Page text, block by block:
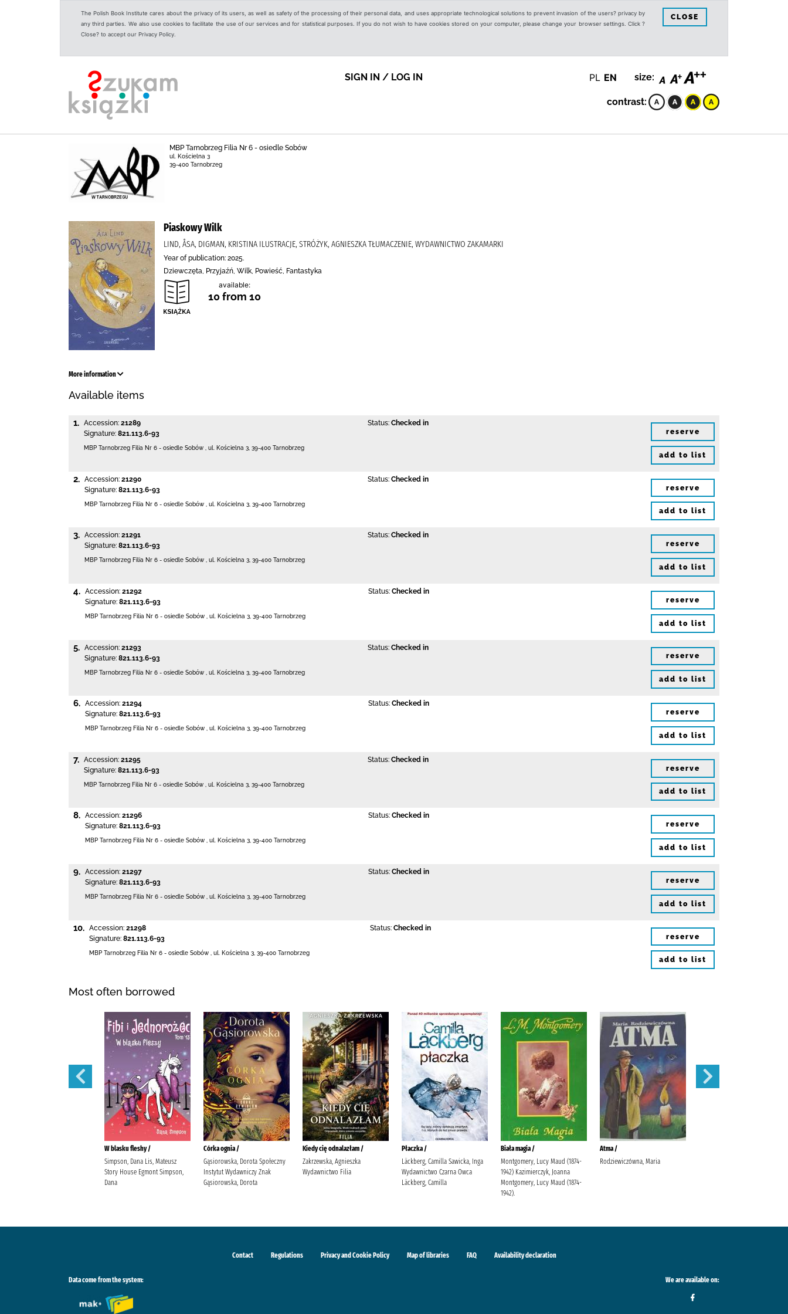
The Polish Book Institute cares about the privacy of its users, as well as safety of the processing of their personal data, and uses appropriate technological solutions to prevent invasion of the users? privacy by
any third parties. We also use cookies to facilitate the use of our services and for statistical purposes. If you do not wish to have cookies stored on your computer, please change your browser settings. Click ?
Close? to accept our Privacy Policy.
CLOSE
SIGN IN / LOG IN PL EN size:
contrast:
MBP Tarnobrzeg Filia Nr 6 - osiedle Sobów
ul. Kościelna 3
39-400 Tarnobrzeg
Piaskowy Wilk
LIND, ÅSA, DIGMAN, KRISTINA ILUSTRACJE, STRÓŻYK, AGNIESZKA TŁUMACZENIE, WYDAWNICTWO ZAKAMARKI
Year of publication: 2025.
Dziewczęta, Przyjaźń, Wilk, Powieść, Fantastyka
available:
10 from 10
More information
Available items
1. Accession: 21289
Signature: 821.113.6-93
Status: Checked in
MBP Tarnobrzeg Filia Nr 6 - osiedle Sobów ul. Kościelna 3 39-400 Tarnobrzeg
reserve
add to list
2. Accession: 21290
Signature: 821.113.6-93
Status: Checked in
MBP Tarnobrzeg Filia Nr 6 - osiedle Sobów ul. Kościelna 3 39-400 Tarnobrzeg
reserve
add to list
3. Accession: 21291
Signature: 821.113.6-93
Status: Checked in
MBP Tarnobrzeg Filia Nr 6 - osiedle Sobów , ul. Kościelna 3, 39-400 Tarnobrzeg
reserve
add to list
4. Accession: 21292
Signature: 821.113.6-93
Status: Checked in
MBP Tarnobrzeg Filia Nr 6 - osiedle Sobów ul. Kościelna 3 39-400 Tarnobrzeg
reserve
add to list
5. Accession: 21293
Signature: 821.113.6-93
Status: Checked in
MBP Tarnobrzeg Filia Nr 6 - osiedle Sobów ul. Kościelna 3 39-400 Tarnobrzeg
reserve
add to list
6. Accession: 21294
Signature: 821.113.6-93
Status: Checked in
MBP Tarnobrzeg Filia Nr 6 - osiedle Sobów ul. Kościelna 3 39-400 Tarnobrzeg
reserve
add to list
7. Accession: 21295
Signature: 821.113.6-93
Status: Checked in
MBP Tarnobrzeg Filia Nr 6 - osiedle Sobów ul. Kościelna 3 39-400 Tarnobrzeg
reserve
add to list
8. Accession: 21296
Signature: 821.113.6-93
Status: Checked in
MBP Tarnobrzeg Filia Nr 6 - osiedle Sobów , ul. Kościelna 3, 39-400 Tarnobrzeg
reserve
add to list
9. Accession: 21297
Signature: 821.113.6-93
Status: Checked in
MBP Tarnobrzeg Filia Nr 6 - osiedle Sobów ul. Kościelna 3 39-400 Tarnobrzeg
reserve
add to list
10. Accession: 21298
Signature: 821.113.6-93
Status: Checked in
MBP Tarnobrzeg Filia Nr 6 - osiedle Sobów ul. Kościelna 3 39-400 Tarnobrzeg
reserve
add to list
Most often borrowed
W blasku fleshy /
Simpson, Dana Lis, Mateusz
Story House Egmont Simpson,
Dana
Córka ognia /
Gąsiorowska, Dorota Społeczny
Instytut Wydawniczy Znak
Gąsiorowska, Dorota
Kiedy cię odnalazłam /
Zakrzewska, Agnieszka
Wydawnictwo Filia
Płaczka /
Läckberg, Camilla Sawicka, Inga
Wydawnictwo Czarna Owca
Läckberg, Camilla
Biała magia /
Montgomery, Lucy Maud (1874-
1942) Kazimierczyk, Joanna
Montgomery, Lucy Maud (1874-
1942).
Atma /
Rodziewiczówna, Maria
Contact Regulations Privacy and Cookie Policy Map of libraries FAQ Availability declaration
Data come from the system: We are available on: